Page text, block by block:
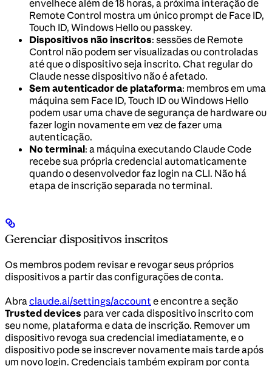
envelhece além de 18 horas, a próxima interação de
Remote Control mostra um único prompt de Face ID,
Touch ID, Windows Hello ou passkey.
Dispositivos não inscritos: sessões de Remote
Control não podem ser visualizadas ou controladas
até que o dispositivo seja inscrito. Chat regular do
Claude nesse dispositivo não é afetado.
Sem autenticador de plataforma: membros em uma
máquina sem Face ID, Touch ID ou Windows Hello
podem usar uma chave de segurança de hardware ou
fazer login novamente em vez de fazer uma
autenticação.
No terminal: a máquina executando Claude Code
recebe sua própria credencial automaticamente
quando o desenvolvedor faz login na CLI. Não há
etapa de inscrição separada no terminal.
Gerenciar dispositivos inscritos
Os membros podem revisar e revogar seus próprios
dispositivos a partir das configurações de conta.
Abraclaude.ai/settings/accounte encontre a seção
Trusted devices para ver cada dispositivo inscrito com
seu nome, plataforma e data de inscrição. Remover um
dispositivo revoga sua credencial imediatamente, e o
dispositivo pode se inscrever novamente mais tarde após
um novo login. Credenciais também expiram por conta